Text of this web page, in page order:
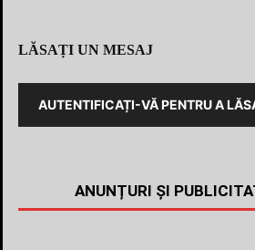
LĂSAȚI UN MESAJ
AUTENTIFICAȚI-VĂ PENTRU A
ANUNȚURI ȘI